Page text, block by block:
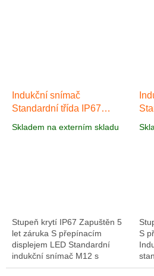
Indukční snímač
Standardní třída IP67
Skladem na externím skladu
Stupeň krytí IP67 Zapuštěn 5
let záruka S přepínacím
displejem LED Standardní
indukční snímač M12 s
indukčním měřením třídy
S